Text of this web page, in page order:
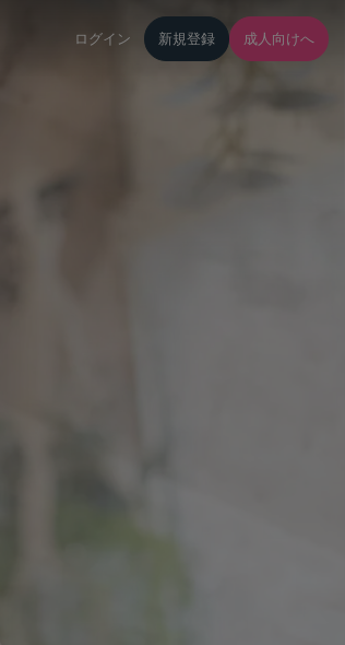
ログイン 新規登録 成人向けへ